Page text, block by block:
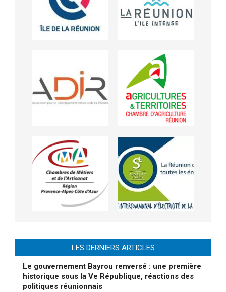
LES DERNIERS ARTICLES
Le gouvernement Bayrou renversé : une première
historique sous la Ve République, réactions des
politiques réunionnais